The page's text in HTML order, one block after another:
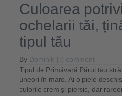
Culoarea
ochelarii tăi,
tipul tău
By Dominik | 0 comment
Tipul de Primăvară Părul tău
uneori în maro. Ai o piele
culorile crem și piersic, dar